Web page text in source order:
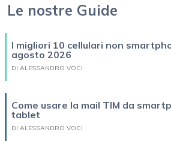
Le nostre Guide
I migliori 10 cellulari non
agosto 2026
DI ALESSANDRO VOCI
Come usare la mail TIM da
tablet
DI ALESSANDRO VOCI